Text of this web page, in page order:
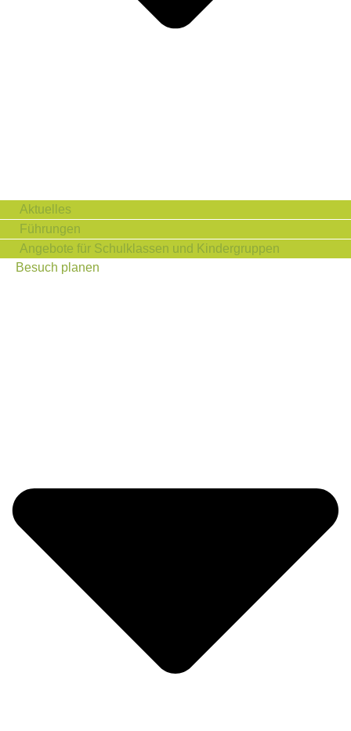
Aktuelles
Führungen
Angebote für Schulklassen und Kindergruppen
Besuch planen